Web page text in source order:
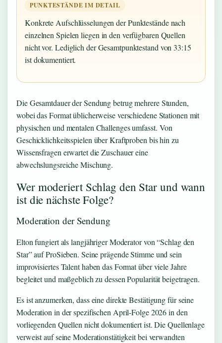
PUNKTESTÄNDE IM DETAIL
Konkrete Aufschlüsselungen der Punktestände nach
einzelnen Spielen liegen in den verfügbaren Quellen
nicht vor. Lediglich der Gesamtpunktestand von 33:15
ist dokumentiert.
Die Gesamtdauer der Sendung betrug mehrere Stunden,
wobei das Format üblicherweise verschiedene Stationen mit
physischen und mentalen Challenges umfasst. Von
Geschicklichkeitsspielen über Kraftproben bis hin zu
Wissensfragen erwartet die Zuschauer eine
abwechslungsreiche Mischung.
Wer moderiert Schlag den Star und wann
ist die nächste Folge?
Moderation der Sendung
Elton fungiert als langjähriger Moderator von “Schlag den
Star” auf ProSieben. Seine prägende Stimme und sein
improvisiertes Talent haben das Format über viele Jahre
begleitet und maßgeblich zu dessen Popularität beigetragen.
Es ist anzumerken, dass eine direkte Bestätigung für seine
Moderation in der spezifischen April-Folge 2026 in den
vorliegenden Quellen nicht dokumentiert ist. Die Quellenlage
verweist auf seine Moderationstätigkeit bei verwandten